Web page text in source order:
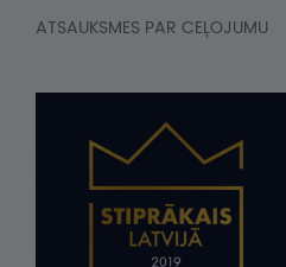
ATSAUKSMES PAR CEĻOJUMU